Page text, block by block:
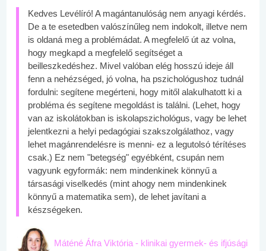
Kedves Levélíró! A magántanulóság nem anyagi kérdés.
De a te esetedben valószínűleg nem indokolt, illetve nem
is oldaná meg a problémádat. A megfelelő út az volna,
hogy megkapd a megfelelő segítséget a
beilleszkedéshez. Mivel valóban elég hosszú ideje áll
fenn a nehézséged, jó volna, ha pszichológushoz tudnál
fordulni: segítene megérteni, hogy mitől alakulhatott ki a
probléma és segítene megoldást is találni. (Lehet, hogy
van az iskolátokban is iskolapszichológus, vagy be lehet
jelentkezni a helyi pedagógiai szakszolgálathoz, vagy
lehet magánrendelésre is menni- ez a legutolsó térítéses
csak.) Ez nem "betegség" egyébként, csupán nem
vagyunk egyformák: nem mindenkinek könnyű a
társasági viselkedés (mint ahogy nem mindenkinek
könnyű a matematika sem), de lehet javítani a
készségeken.
Máténé Áfra Viktória - klinikai gyermek- és ifjúsági